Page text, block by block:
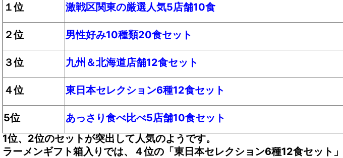
１位 激戦区関東の厳選人気5店舗10食
２位 男性好み10種類20食セット
３位 九州＆北海道店舗12食セット
４位 東日本セレクション6種12食セット
5位 あっさり食べ比べ5店舗10食セット
1位、2位のセットが突出して人気のようです。
ラーメンギフト箱入りでは、４位の「東日本セレクション6種12食セット